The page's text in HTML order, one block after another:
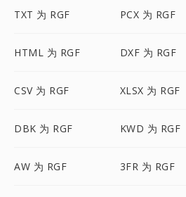
TXT 为 RGF PCX 为 RGF
HTML 为 RGF DXF 为 RGF
CSV 为 RGF XLSX 为 RGF
DBK 为 RGF KWD 为 RGF
AW 为 RGF 3FR 为 RGF